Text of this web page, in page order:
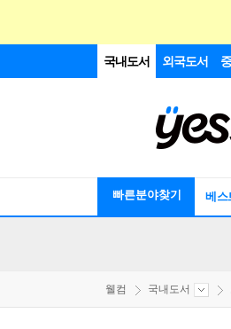
국내도서 외국도서
빠른분야찾기 베스
웰컴 국내도서